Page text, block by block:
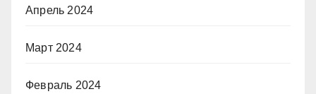
Апрель 2024
Март 2024
Февраль 2024